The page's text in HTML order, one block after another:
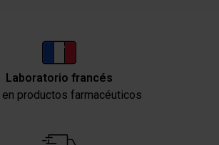
Laboratorio francés
en productos farmacéuticos